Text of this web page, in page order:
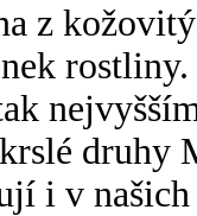
z
druhy
i v